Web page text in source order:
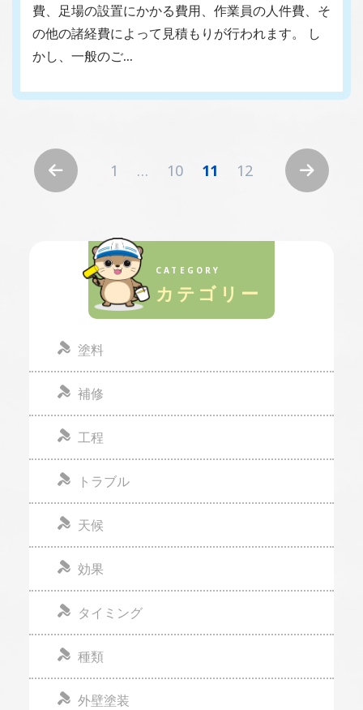
費、足場の設置にかかる費用、作業員の人件費、そ
の他の諸経費によって見積もりが行われます。 し
かし、一般のご…
1 … 10 11 12
CATEGORY
カテゴリー
塗料
補修
工程
トラブル
天候
効果
タイミング
種類
外壁塗装